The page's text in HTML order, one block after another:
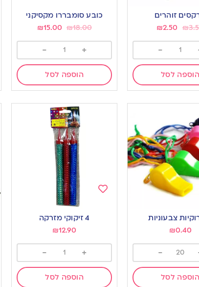
זוהרים
₪
₪2.50
-
הוספה לסל
כובע סומבררו מקסיקני
₪18.00
₪15.00
+
-
הוספה לסל
צבעוניות
₪0.40
-
הוספה לסל
4 זיקוקי מזרקה
₪12.90
+
-
הוספה לסל